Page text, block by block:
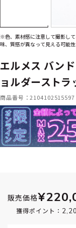
※色、素材感に注意して撮影し
味、質感が異なって見える可能性
エルメス バン
ョルダーストラ
商品番号：2104102515597
販売価格
獲得ポイント：